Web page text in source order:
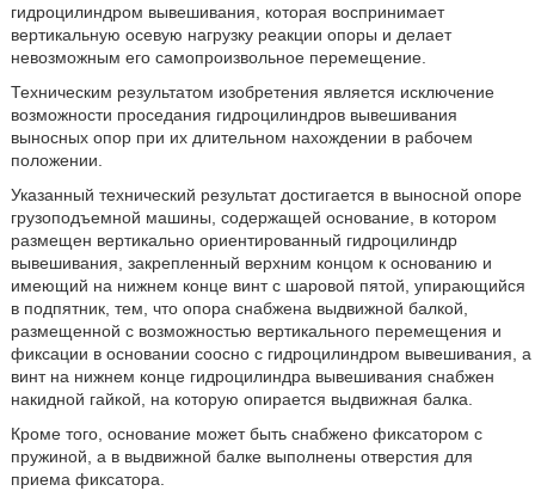
гидроцилиндром вывешивания, которая воспринимает
вертикальную осевую нагрузку реакции опоры и делает
невозможным его самопроизвольное перемещение.
Техническим результатом изобретения является исключение
возможности проседания гидроцилиндров вывешивания
выносных опор при их длительном нахождении в рабочем
положении.
Указанный технический результат достигается в выносной опоре
грузоподъемной машины, содержащей основание, в котором
размещен вертикально ориентированный гидроцилиндр
вывешивания, закрепленный верхним концом к основанию и
имеющий на нижнем конце винт с шаровой пятой, упирающийся
в подпятник, тем, что опора снабжена выдвижной балкой,
размещенной с возможностью вертикального перемещения и
фиксации в основании соосно с гидроцилиндром вывешивания, а
винт на нижнем конце гидроцилиндра вывешивания снабжен
накидной гайкой, на которую опирается выдвижная балка.
Кроме того, основание может быть снабжено фиксатором с
пружиной, а в выдвижной балке выполнены отверстия для
приема фиксатора.